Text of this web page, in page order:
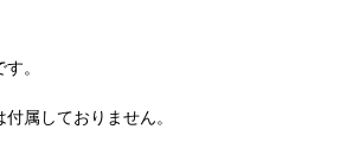
。
属しておりません。